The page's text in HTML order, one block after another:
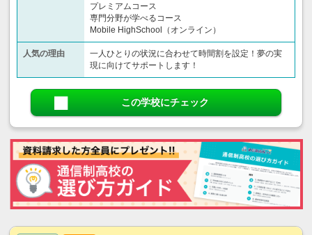
プレミアムコース
専門分野が学べるコース
Mobile HighSchool（オンライン）
人気の理由
一人ひとりの状況に合わせて時間割を設定！夢の実
現に向けてサポートします！
この学校にチェック